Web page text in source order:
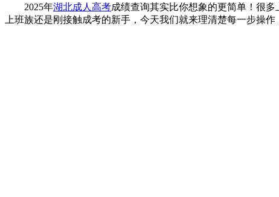
2025年湖北成人高考成绩查询其实比你想象的更简单！很
上班族还是刚接触成考的新手，今天我们就来理清楚每一步操作